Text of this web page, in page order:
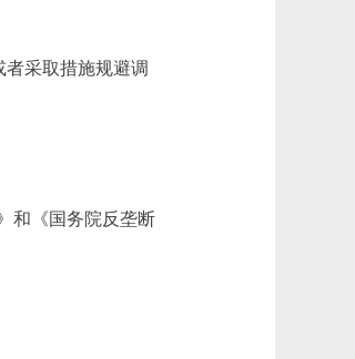
采取措施规避调
和《国务院反垄断